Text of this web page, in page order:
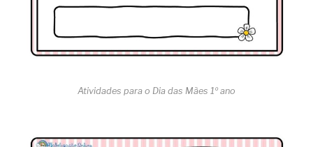
Atividades para o Dia das Mães 1º ano